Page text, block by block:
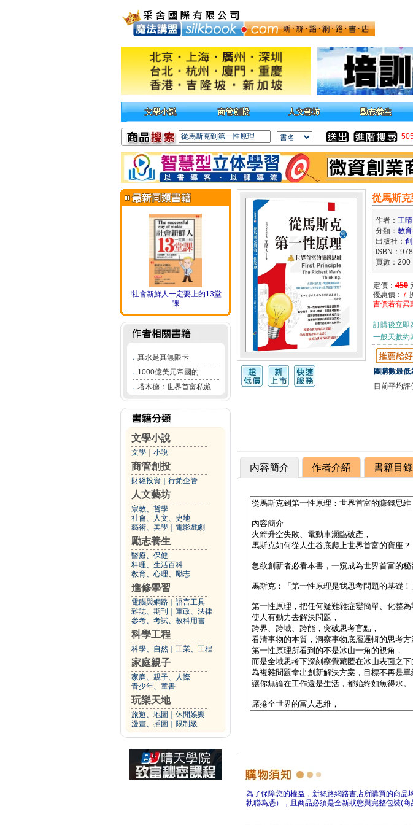
!社會新鮮人一定要上的13堂
課
． 真永是真無限卡
． 1000億美元帝國的
． 塔木德：世界首富私藏
文學小說
文學 小說
商管創投
財經投資 行銷企管
人文藝坊
宗教、哲學
社會、人文、史地
藝術、美學
電影戲劇
勵志養生
醫療、保健
料理、生活百科
教育、心理、勵志
進修學習
電腦與網路
語言工具
雜誌、期刊
軍政、法律
參考、考試、教科用書
科學工程
科學、自然 工業、工程
家庭親子
家庭、親子、人際
青少年、童書
玩樂天地
旅遊、地圖
休閒娛樂
漫畫、插圖
限制級
從馬斯
作者： 王
分類： 教育
出版社：
ISBN：
頁數：200
定價： 450
優惠價： 7
書價若有異
訂購後立即
一般天數約
團購數最
目前平均評
內容簡介 作者介紹 書籍目錄
為了保障您的權益，新絲路網路書店所購買的商
執聯為憑），且商品必須是全新狀態與完整包裝(